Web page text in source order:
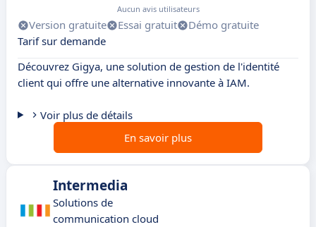
Aucun avis utilisateurs
Version gratuite Essai gratuit
Démo gratuite
Tarif sur demande
Découvrez Gigya, une solution de gestion de l'identité
client qui offre une alternative innovante à IAM.
Voir plus de détails
En savoir plus
Intermedia
Solutions de
communication cloud